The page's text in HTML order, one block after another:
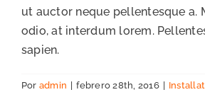
ut auctor neque pellentesque a.
odio, at interdum lorem.
sapien.
Por admin febrero 28th, 2016